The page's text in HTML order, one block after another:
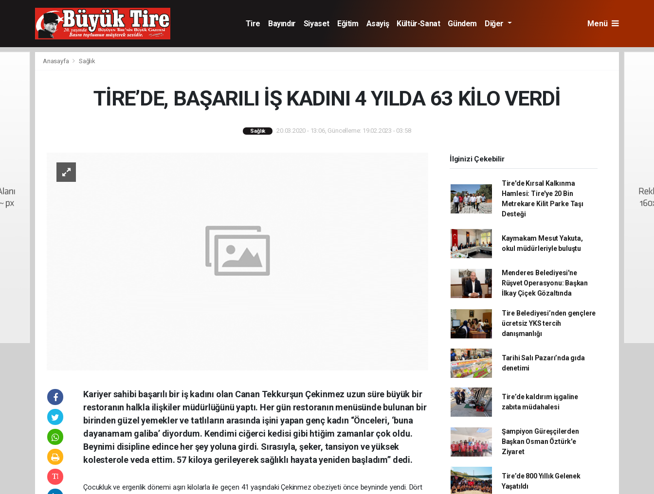
Tire Bayındır Siyaset Eğitim Asayiş Kültür-Sanat Gündem Diğer Menü
Anasayfa Sağlık
TİRE’DE, BAŞARILI İŞ KADINI 4 YILDA 63 KİLO VERDİ
Sağlık 20.03.2020 - 13:06, Güncelleme: 19.02.2023 - 03:58
Kariyer sahibi başarılı bir iş kadını olan Canan Tekkurşun Çekinmez uzun süre büyük bir
restoranın halkla ilişkiler müdürlüğünü yaptı. Her gün restoranın menüsünde bulunan bir
birinden güzel yemekler ve tatlıların arasında işini yapan genç kadın “Önceleri, ‘buna
dayanamam galiba’ diyordum. Kendimi ciğerci kedisi gibi htiğim zamanlar çok oldu.
Beynimi disipline edince her şey yoluna girdi. Sırasıyla, şeker, tansiyon ve yüksek
kolesterole veda ettim. 57 kiloya gerileyerek sağlıklı hayata yeniden başladım” dedi.
Çocukluk ve ergenlik dönemi aşırı kilolarla ile geçen 41 yaşındaki Çekinmez obeziyeti önce beyninde yendi. Dört
İlginizi Çekebilir
Tire'de Kırsal Kalkınma
Hamlesi: Tire'ye 20 Bin
Metrekare Kilit Parke Taşı
Desteği
Kaymakam Mesut Yakuta,
okul müdürleriyle buluştu
Menderes Belediyesi'ne
Rüşvet Operasyonu: Başkan
İlkay Çiçek Gözaltında
Tire Belediyesi’nden gençlere
ücretsiz YKS tercih
danışmanlığı
Tarihi Salı Pazarı’nda gıda
denetimi
Tire’de kaldırım işgaline
zabıta müdahalesi
Şampiyon Güreşçilerden
Başkan Osman Öztürk'e
Ziyaret
Tire’de 800 Yıllık Gelenek
Yaşatıldı